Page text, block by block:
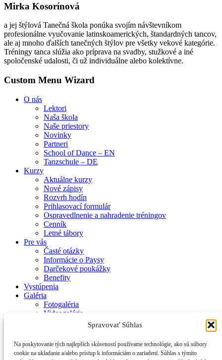
Spravovať Súhlas
Na poskytovanie tých najlepších skúseností používame technológie, ako sú súbory
cookie na ukladanie a/alebo prístup k informáciám o zariadení. Súhlas s týmito
Mirka Kosorínová
a jej štýlová Tanečná škola ponúka svojím návštevníkom
profesionálne vyučovanie latinskoamerických, štandardných tancov,
ale aj mnoho ďalších tanečných štýlov pre všetky vekové kategórie.
Tréningy tanca slúžia ako príprava na svadby, stužkové a iné
spoločenské udalosti, či už individuálne alebo kolektívne.
Custom Menu Wizard
O nás
Lektori
Naša škola
Naše priestory
Novinky
Partneri
School of Dance – EN
Tanzschule – DE
Kurzy
Aktuálne kurzy
Nové zápisy
Rozvrh hodín
Prihlasovací formulár
Ospravedlnenie a nahradenie tréningov
Cenník
Letné tábory
Pre vás
Časté otázky
Informácie o Paysy
Darčekové poukážky
Benefity
Vystúpenia
Galéria
Fotogaléria
Videogaléria
Zásady používania súborov cookie (EÚ)
© 2017 Smiem prosiť – Tanečná škola Mirky Kosorínovej